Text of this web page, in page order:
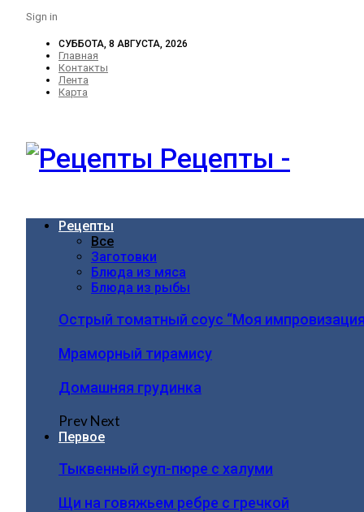
Sign in
СУББОТА, 8 АВГУСТА, 2026
Главная
Контакты
Лента
Карта
Рецепты -
Рецепты
Все
Заготовки
Блюда из мяса
Блюда из рыбы
Острый томатный соус “Моя
Мраморный тирамису
Домашняя грудинка
PrevNext
Первое
Тыквенный суп-пюре с халуми
Щи на говяжьем ребре с гречкой